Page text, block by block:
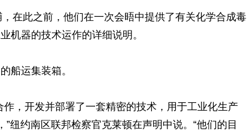
在此之前，他们在一次会晤中提供了有关化学合成毒
机器的技术运作的详细说明。
船运集装箱。
，开发并部署了一套精密的技术，用于工业化生产
纽约南区联邦检察官克莱顿在声明中说。“他们的目